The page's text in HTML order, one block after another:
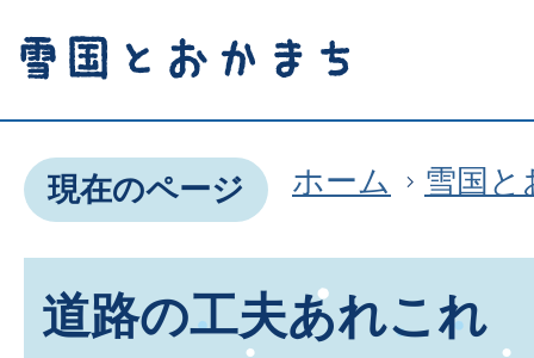
現在のページ ホーム 雪国と
道路の工夫あれこれ